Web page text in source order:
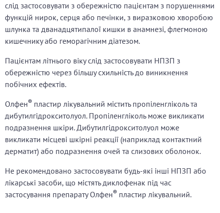
слід застосовувати з обережністю пацієнтам з порушеннями
функцій нирок, серця або печінки, з виразковою хворобою
шлунка та дванадцятипалої кишки в анамнезі, флегмоною
кишечнику або геморагічним діатезом.
Пацієнтам літнього віку слід застосовувати НПЗП з
обережністю через більшу схильність до виникнення
побічних ефектів.
Олфен® пластир лікувальний містить пропіленгліколь та
дибутилгідрокситолуол. Пропіленгліколь може викликати
подразнення шкіри. Дибутилгідрокситолуол може
викликати місцеві шкірні реакції (наприклад контактний
дерматит) або подразнення очей та слизових оболонок.
Не рекомендовано застосовувати будь-які інші НПЗП або
лікарські засоби, що містять диклофенак під час
застосування препарату Олфен® пластир лікувальний.